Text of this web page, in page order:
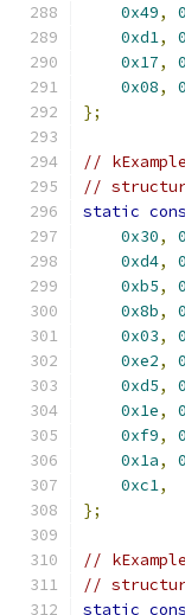
0x49,
0xd1,
0x17,
0x08,
};
//
//
static
0x30,
0xd4,
0xb5,
0x8b,
0x03,
0xe2,
0xd5,
0x1e,
0xf9,
0x1a,
0xc1,
};
//
//
static